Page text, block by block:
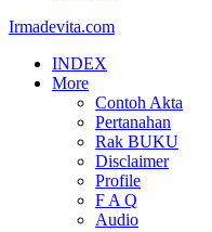
Irmadevita.com
INDEX
More
Contoh Akta
Pertanahan
Rak BUKU
Disclaimer
Profile
F A Q
Audio